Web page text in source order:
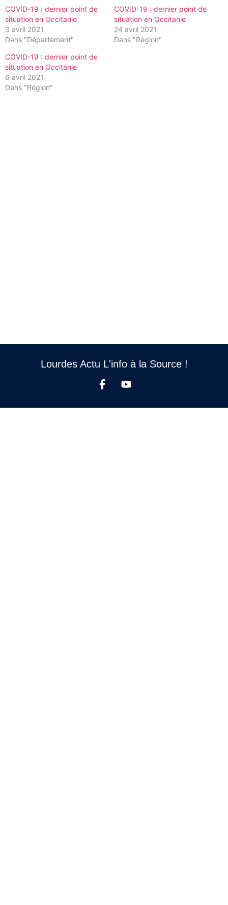
COVID-19 : dernier point de
situation en Occitanie
3 avril 2021
Dans "Département"
COVID-19 : dernier point de
situation en Occitanie
24 avril 2021
Dans "Région"
COVID-19 : dernier point de
situation en Occitanie
6 avril 2021
Dans "Région"
Lourdes Actu L'info à la Source !